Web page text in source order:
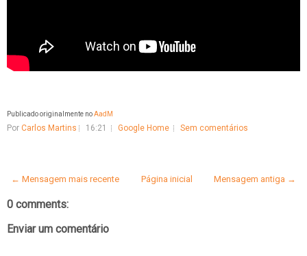
Publicado originalmente noAadM
Por Carlos Martins 16:21 Google Home Sem comentários
← Mensagem mais recente Mensagem antiga →
Página inicial
0 comments:
Enviar um comentário